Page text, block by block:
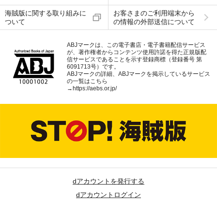
海賊版に関する取り組みに
ついて
お客さまのご利用端末から
の情報の外部送信について
ABJマークは、この電子書店・電子書籍配信サービス
が、著作権者からコンテンツ使用許諾を得た正規版配
信サービスであることを示す登録商標（登録番号 第
6091713号）です。
ABJマークの詳細、ABJマークを掲示しているサービス
の一覧はこちら
→https://aebs.or.jp/
dアカウントを発行する
dアカウントログイン